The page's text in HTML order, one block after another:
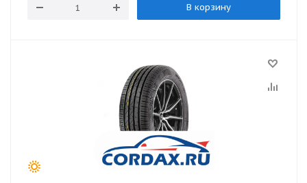
В корзину